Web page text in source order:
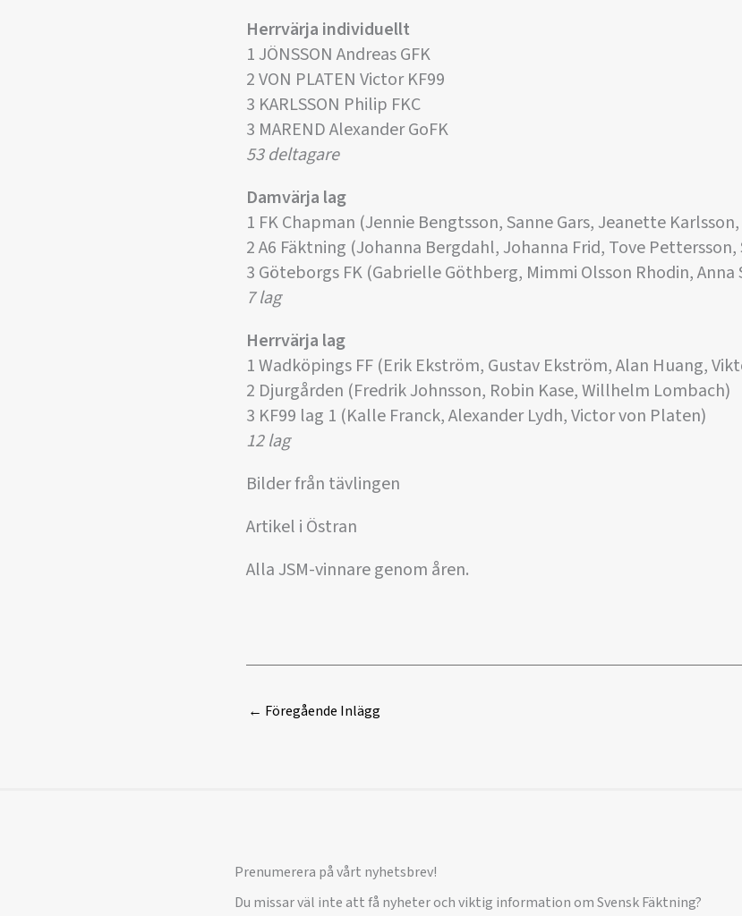
Herrvärja individuellt
1 JÖNSSON Andreas GFK
2 VON PLATEN Victor KF99
3 KARLSSON Philip FKC
3 MAREND Alexander GoFK
53 deltagare
Damvärja lag
1 FK Chapman (Jennie Bengtsson, Sanne Gars, Jeanette
2 A6 Fäktning (Johanna Bergdahl, Johanna Frid, Tove Pettersson,
3 Göteborgs FK (Gabrielle Göthberg, Mimmi Olsson Rhodin,
7 lag
Herrvärja lag
1 Wadköpings FF (Erik Ekström, Gustav Ekström, Alan Huang,
2 Djurgården (Fredrik Johnsson, Robin Kase, Willhelm Lombach)
3 KF99 lag 1 (Kalle Franck, Alexander Lydh, Victor von Platen)
12 lag
Bilder från tävlingen
Artikel i Östran
Alla JSM-vinnare genom åren.
← Föregående Inlägg
Prenumerera på vårt nyhetsbrev!
Du missar väl inte att få nyheter och viktig information om Svensk Fäktning?